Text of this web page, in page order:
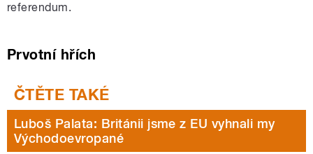
referendum.
Prvotní hřích
Luboš Palata: Británii jsme z EU vyhnali my
Východoevropané